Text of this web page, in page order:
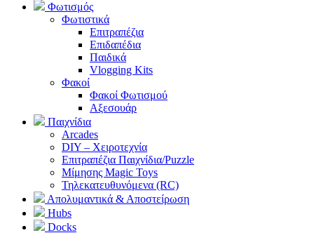
Φωτισμός
Φωτιστικά
Επιτραπέζια
Επιδαπέδια
Παιδικά
Vlogging Kits
Φακοί
Φακοί Φωτισμού
Αξεσουάρ
Παιχνίδια
Arcades
DIY – Χειροτεχνία
Επιτραπέζια Παιχνίδια/Puzzle
Μίμησης Magic Toys
Τηλεκατευθυνόμενα (RC)
Απολυμαντικά & Αποστείρωση
Hubs
Docks